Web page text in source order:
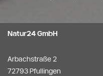
Natur24 GmbH
Arbachstraße 2
72793 Pfullingen